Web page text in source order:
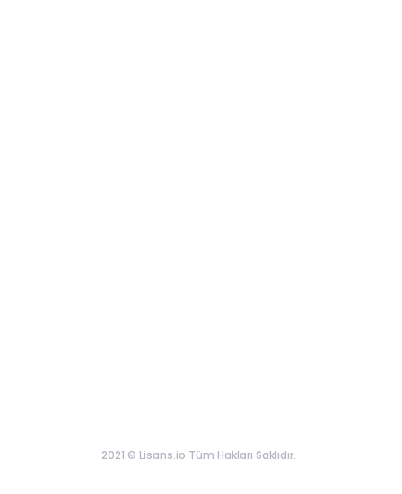
2021 © Lisans.io Tüm Hakları Saklıdır.